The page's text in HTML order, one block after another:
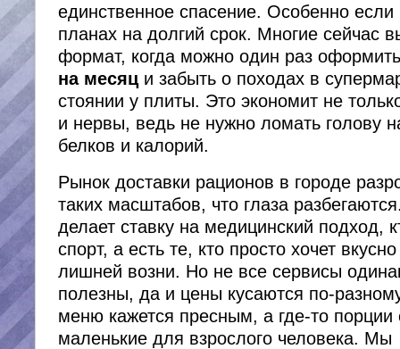
единственное спасение. Особенно если
планах на долгий срок. Многие сейчас
формат, когда можно один раз
на месяци забыть о походах в
стоянии у плиты. Это экономит не
и нервы, ведь не нужно ломать голову
белков и калорий.
Рынок доставки рационов в городе
таких масштабов, что глаза
делает ставку на медицинский подход,
спорт, а есть те, кто просто хочет
лишней возни. Но не все сервисы
полезны, да и цены кусаются по-
меню кажется пресным, а где-то
маленькие для взрослого человека. Мы